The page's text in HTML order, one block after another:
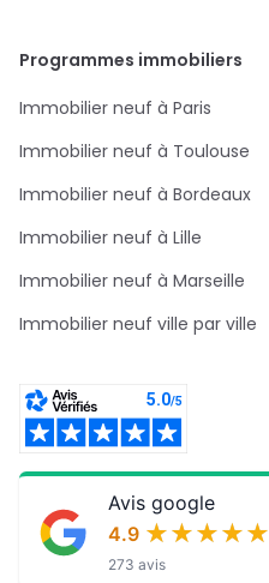
Programmes immobiliers
Immobilier neuf à Paris
Immobilier neuf à Toulouse
Immobilier neuf à Bordeaux
Immobilier neuf à Lille
Immobilier neuf à Marseille
Immobilier neuf ville par ville
Avis google
4.9 ★★★★★
★★★★★
273 avis